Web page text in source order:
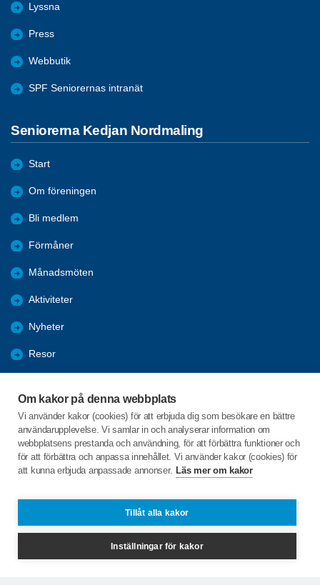
Om kakor på denna webbplats
Vi använder kakor (cookies) för att erbjuda dig som besökare en bättre
användarupplevelse. Vi samlar in och analyserar information om
webbplatsens prestanda och användning, för att förbättra funktioner och
för att förbättra och anpassa innehållet. Vi använder kakor (cookies) för
att kunna erbjuda anpassade annonser. Läs mer om kakor
Tillåt alla kakor
Inställningar för kakor
Lyssna
Press
Webbutik
SPF Seniorernas intranät
Seniorerna Kedjan Nordmaling
Start
Om föreningen
Bli medlem
Förmåner
Månadsmöten
Aktiviteter
Nyheter
Resor
Projekt Inte Ensam
Arkiv
C/o:Ingemar Sandström